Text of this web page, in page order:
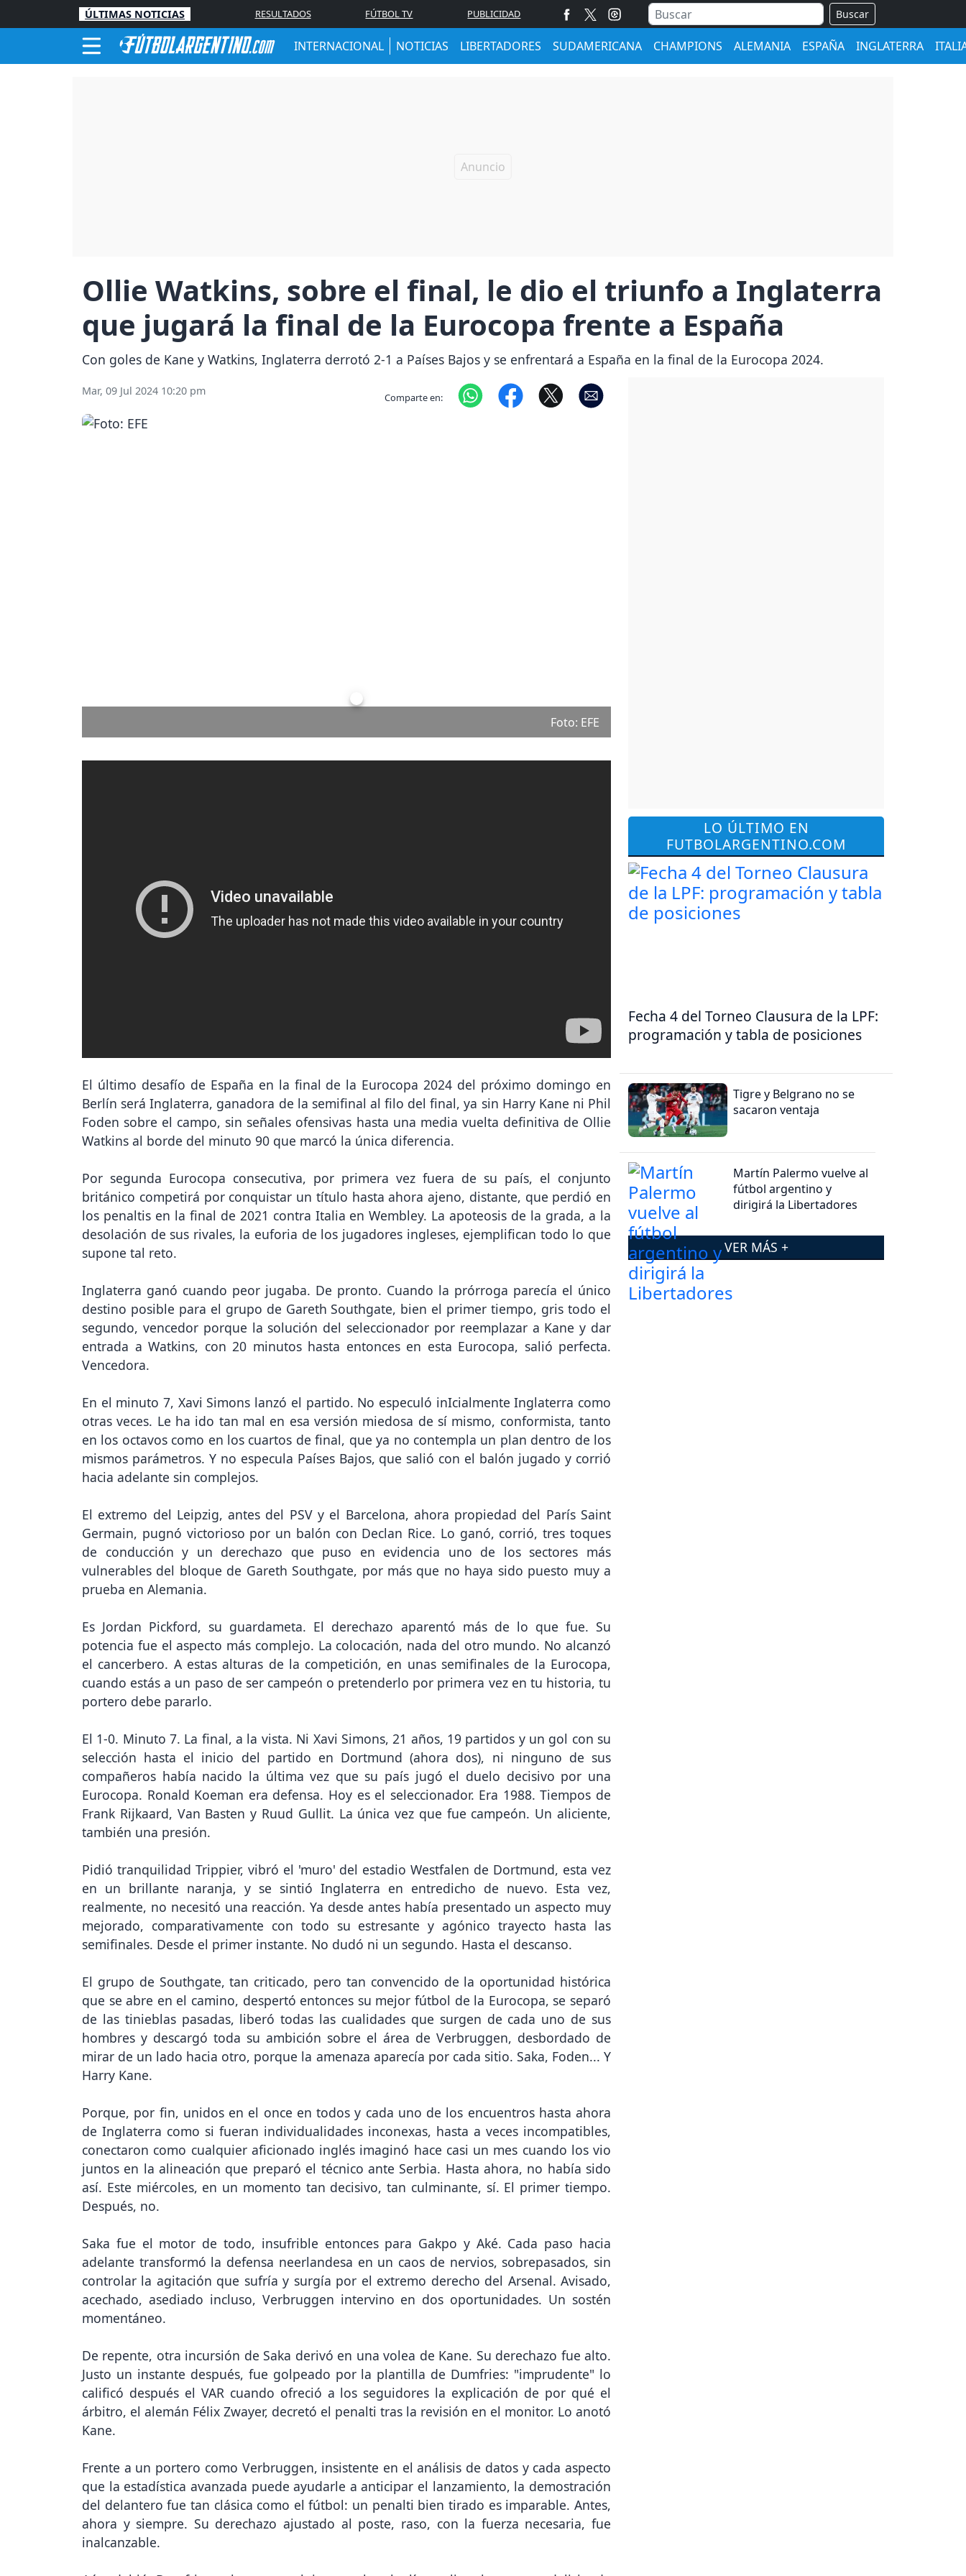
ÚLTIMAS NOTICIAS RESULTADOS FÚTBOL TV PUBLICIDAD Buscar
INTERNACIONAL NOTICIAS LIBERTADORES SUDAMERICANA CHAMPIONS ALEMANIA ESPAÑA INGLATERRA
Ollie Watkins, sobre el final, le dio el triunfo a Inglaterra
que jugará la final de la Eurocopa frente a España
Con goles de Kane y Watkins, Inglaterra derrotó 2-1 a Países Bajos y se enfrentará a España en la final de la Eurocopa 2024.
Mar, 09 Jul 2024 10:20 pm Comparte en:
Foto: EFE
El último desafío de España en la final de la Eurocopa 2024 del próximo domingo en
Berlín será Inglaterra, ganadora de la semifinal al filo del final, ya sin Harry Kane ni Phil
Foden sobre el campo, sin señales ofensivas hasta una media vuelta definitiva de Ollie
Watkins al borde del minuto 90 que marcó la única diferencia.
Por segunda Eurocopa consecutiva, por primera vez fuera de su país, el conjunto
británico competirá por conquistar un título hasta ahora ajeno, distante, que perdió en
los penaltis en la final de 2021 contra Italia en Wembley. La apoteosis de la grada, a la
desolación de sus rivales, la euforia de los jugadores ingleses, ejemplifican todo lo que
supone tal reto.
Inglaterra ganó cuando peor jugaba. De pronto. Cuando la prórroga parecía el único
destino posible para el grupo de Gareth Southgate, bien el primer tiempo, gris todo el
segundo, vencedor porque la solución del seleccionador por reemplazar a Kane y dar
entrada a Watkins, con 20 minutos hasta entonces en esta Eurocopa, salió perfecta.
Vencedora.
En el minuto 7, Xavi Simons lanzó el partido. No especuló inIcialmente Inglaterra como
otras veces. Le ha ido tan mal en esa versión miedosa de sí mismo, conformista, tanto
en los octavos como en los cuartos de final, que ya no contempla un plan dentro de los
mismos parámetros. Y no especula Países Bajos, que salió con el balón jugado y corrió
hacia adelante sin complejos.
El extremo del Leipzig, antes del PSV y el Barcelona, ahora propiedad del París Saint
Germain, pugnó victorioso por un balón con Declan Rice. Lo ganó, corrió, tres toques
de conducción y un derechazo que puso en evidencia uno de los sectores más
vulnerables del bloque de Gareth Southgate, por más que no haya sido puesto muy a
prueba en Alemania.
Es Jordan Pickford, su guardameta. El derechazo aparentó más de lo que fue. Su
potencia fue el aspecto más complejo. La colocación, nada del otro mundo. No alcanzó
el cancerbero. A estas alturas de la competición, en unas semifinales de la Eurocopa,
cuando estás a un paso de ser campeón o pretenderlo por primera vez en tu historia, tu
portero debe pararlo.
El 1-0. Minuto 7. La final, a la vista. Ni Xavi Simons, 21 años, 19 partidos y un gol con su
selección hasta el inicio del partido en Dortmund (ahora dos), ni ninguno de sus
compañeros había nacido la última vez que su país jugó el duelo decisivo por una
Eurocopa. Ronald Koeman era defensa. Hoy es el seleccionador. Era 1988. Tiempos de
Frank Rijkaard, Van Basten y Ruud Gullit. La única vez que fue campeón. Un aliciente,
también una presión.
Pidió tranquilidad Trippier, vibró el 'muro' del estadio Westfalen de Dortmund, esta vez
en un brillante naranja, y se sintió Inglaterra en entredicho de nuevo. Esta vez,
realmente, no necesitó una reacción. Ya desde antes había presentado un aspecto muy
mejorado, comparativamente con todo su estresante y agónico trayecto hasta las
semifinales. Desde el primer instante. No dudó ni un segundo. Hasta el descanso.
El grupo de Southgate, tan criticado, pero tan convencido de la oportunidad histórica
que se abre en el camino, despertó entonces su mejor fútbol de la Eurocopa, se separó
de las tinieblas pasadas, liberó todas las cualidades que surgen de cada uno de sus
hombres y descargó toda su ambición sobre el área de Verbruggen, desbordado de
mirar de un lado hacia otro, porque la amenaza aparecía por cada sitio. Saka, Foden... Y
Harry Kane.
Porque, por fin, unidos en el once en todos y cada uno de los encuentros hasta ahora
de Inglaterra como si fueran individualidades inconexas, hasta a veces incompatibles,
conectaron como cualquier aficionado inglés imaginó hace casi un mes cuando los vio
juntos en la alineación que preparó el técnico ante Serbia. Hasta ahora, no había sido
así. Este miércoles, en un momento tan decisivo, tan culminante, sí. El primer tiempo.
Después, no.
Saka fue el motor de todo, insufrible entonces para Gakpo y Aké. Cada paso hacia
adelante transformó la defensa neerlandesa en un caos de nervios, sobrepasados, sin
controlar la agitación que sufría y surgía por el extremo derecho del Arsenal. Avisado,
acechado, asediado incluso, Verbruggen intervino en dos oportunidades. Un sostén
momentáneo.
De repente, otra incursión de Saka derivó en una volea de Kane. Su derechazo fue alto.
Justo un instante después, fue golpeado por la plantilla de Dumfries: "imprudente" lo
calificó después el VAR cuando ofreció a los seguidores la explicación de por qué el
árbitro, el alemán Félix Zwayer, decretó el penalti tras la revisión en el monitor. Lo anotó
Kane.
Frente a un portero como Verbruggen, insistente en el análisis de datos y cada aspecto
que la estadística avanzada puede ayudarle a anticipar el lanzamiento, la demostración
del delantero fue tan clásica como el fútbol: un penalti bien tirado es imparable. Antes,
ahora y siempre. Su derechazo ajustado al poste, raso, con la fuerza necesaria, fue
inalcanzable.
LO ÚLTIMO EN
FUTBOLARGENTINO.COM
Fecha 4 del Torneo Clausura de la LPF:
programación y tabla de posiciones
Tigre y Belgrano no se
sacaron ventaja
Martín Palermo vuelve al
fútbol argentino y
dirigirá la Libertadores
VER MÁS +